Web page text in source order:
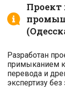
Проект
Разработан
примыканием к
перевода и
экспертизу